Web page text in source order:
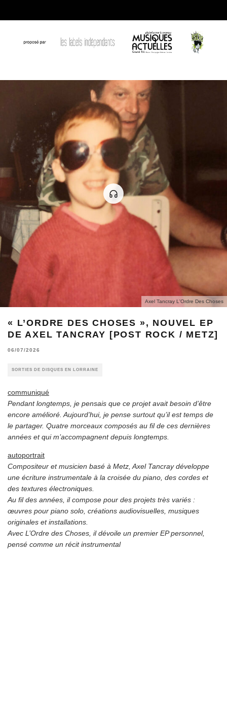
Axel Tancray L'Ordre Des Choses
« L’ORDRE DES CHOSES », NOUVEL EP
DE AXEL TANCRAY [POST ROCK / METZ]
06/07/2026
SORTIES DE DISQUES EN LORRAINE
communiqué
Pendant longtemps, je pensais que ce projet avait besoin d’être
encore amélioré. Aujourd’hui, je pense surtout qu’il est temps de
le partager. Quatre morceaux composés au fil de ces dernières
années et qui m’accompagnent depuis longtemps.
autoportrait
Compositeur et musicien basé à Metz, Axel Tancray développe
une écriture instrumentale à la croisée du piano, des cordes et
des textures électroniques.
Au fil des années, il compose pour des projets très variés :
œuvres pour piano solo, créations audiovisuelles, musiques
originales et installations.
Avec L’Ordre des Choses, il dévoile un premier EP personnel,
pensé comme un récit instrumental